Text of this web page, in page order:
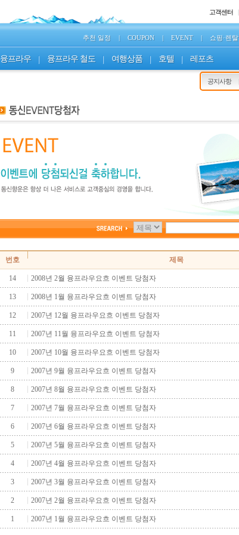
고객센터
추천 일정 | COUPON | EVENT | 쇼핑·렌탈
융프라우 융프라우 철도 여행상품 호텔 레포츠
공지사항
번호 제목
14 2008년 2월 융프라우요흐 이벤트 당첨자
13 2008년 1월 융프라우요흐 이벤트 당첨자
12 2007년 12월 융프라우요흐 이벤트 당첨자
11 2007년 11월 융프라우요흐 이벤트 당첨자
10 2007년 10월 융프라우요흐 이벤트 당첨자
9 2007년 9월 융프라우요흐 이벤트 당첨자
8 2007년 8월 융프라우요흐 이벤트 당첨자
7 2007년 7월 융프라우요흐 이벤트 당첨자
6 2007년 6월 융프라우요흐 이벤트 당첨자
5 2007년 5월 융프라우요흐 이벤트 당첨자
4 2007년 4월 융프라우요흐 이벤트 당첨자
3 2007년 3월 융프라우요흐 이벤트 당첨자
2 2007년 2월 융프라우요흐 이벤트 당첨자
1 2007년 1월 융프라우요흐 이벤트 당첨자